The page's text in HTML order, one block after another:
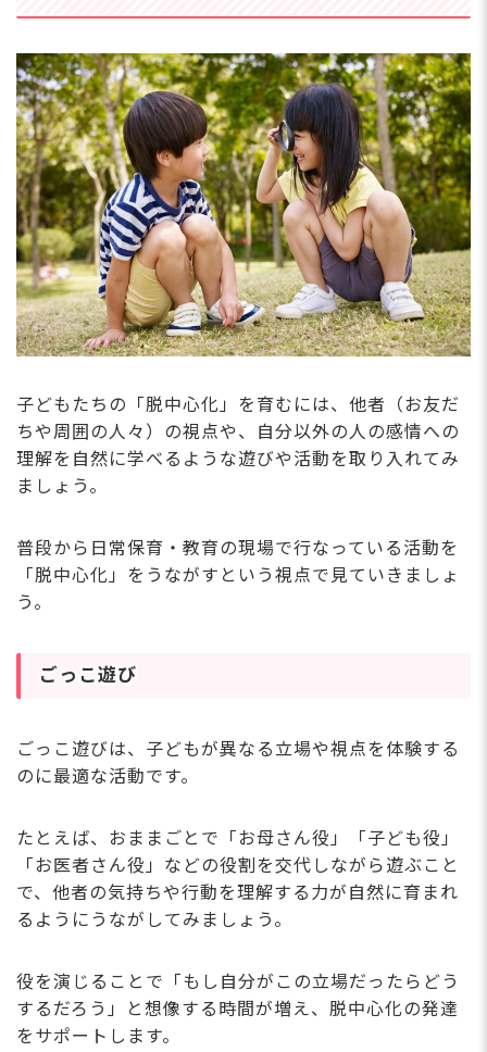
整っています♪ 頑張り
も整っているので、長く
安心して働ける職場です
☆
保育の専門性で、子ど
もたちの心を豊かに育
みましょう
さらに詳しい
求人情報 へ
登録・相談無料
希望に合う求人の
紹介を受ける
タ
ム
ジ
ッ
軽
担
や
業
率
っ
児
場
ト
子どもたちの「脱中心化」を育むには、他者（お友だ
ちや周囲の人々）の視点や、自分以外の人の感情への
理解を自然に学べるような遊びや活動を取り入れてみ
ましょう。
普段から日常保育・教育の現場で行なっている活動を
「脱中心化」をうながすという視点で見ていきましょ
う。
ごっこ遊び
ごっこ遊びは、子どもが異なる立場や視点を体験する
のに最適な活動です。
たとえば、おままごとで「お母さん役」「子ども役」
「お医者さん役」などの役割を交代しながら遊ぶこと
で、他者の気持ちや行動を理解する力が自然に育まれ
るようにうながしてみましょう。
役を演じることで「もし自分がこの立場だったらどう
するだろう」と想像する時間が増え、脱中心化の発達
をサポートします。